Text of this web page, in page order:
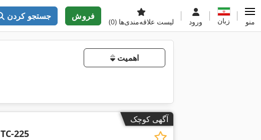
جستجو کردن فروش
لیست علاقه‌مندی‌ها (0) ورود زبان منو
اهمیت
آگهی کوچک
TC-225